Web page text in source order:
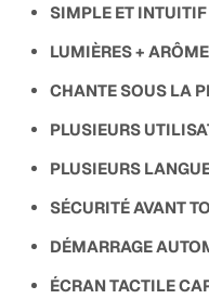
SIMPLE ET INTUITIF
LUMIÈRES + ARÔME
CHANTE SOUS LA
PLUSIEURS
PLUSIEURS
SÉCURITÉ AVANT
DÉMARRAGE
ÉCRAN TACTILE